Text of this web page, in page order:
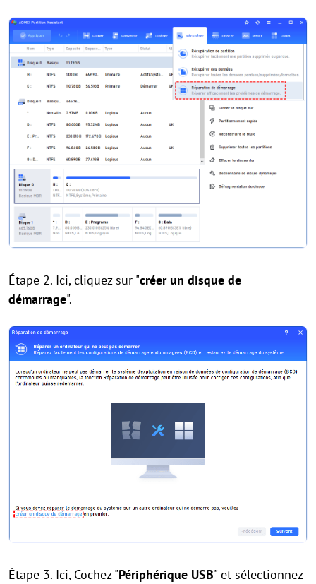
Étape 2. Ici, cliquez sur "créer un disque de
démarrage".
Étape 3. Ici, Cochez "Périphérique USB" et sélectionnez